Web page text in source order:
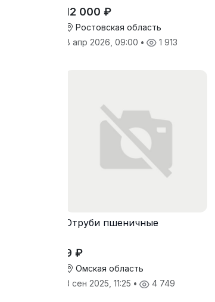
12 000 ₽
Ростовская область
8 апр 2026, 09:00 • 1 913
Отруби пшеничные
9 ₽
Омская область
3 сен 2025, 11:25 • 4 749